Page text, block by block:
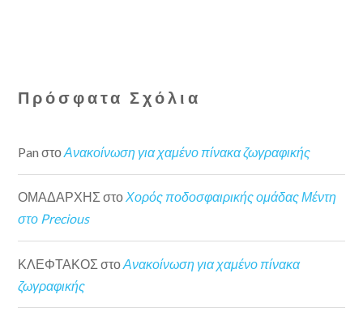
Πρόσφατα Σχόλια
Pan στοΑνακοίνωση για χαμένο πίνακα ζωγραφικής
ΟΜΑΔΑΡΧΗΣ στοΧορός ποδοσφαιρικής ομάδας Μέντη
στο Precious
ΚΛΕΦΤΑΚΟΣ στοΑνακοίνωση για χαμένο πίνακα
ζωγραφικής